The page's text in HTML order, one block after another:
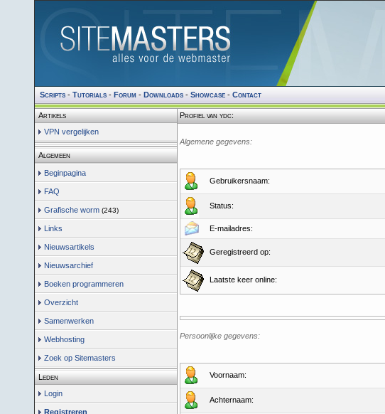
Scripts- Tutorials- Forum- Downloads- Showcase- Contact
Artikels
VPN vergelijken
Algemeen
Beginpagina
FAQ
Grafische worm (243)
Links
Nieuwsartikels
Nieuwsarchief
Boeken programmeren
Overzicht
Samenwerken
Webhosting
Zoek op Sitemasters
Leden
Login
Registreren
Profiel van ydc:
Algemene gegevens:
Gebruikersnaam:
Status:
E-mailadres:
Geregistreerd op:
Laatste keer online:
Persoonlijke gegevens:
Voornaam:
Achternaam: